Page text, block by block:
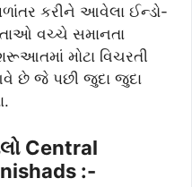
કરીને આવેલા ઈન્ડો-
વચ્ચે સમાનતા
મોટા વિચરતી
છે જે પછી જુદા જુદા
Central
:-